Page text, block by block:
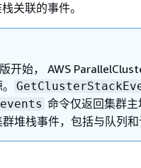
关联的事件。
开始， AWS
命令仅返回集群
堆栈事件，包括与队列和